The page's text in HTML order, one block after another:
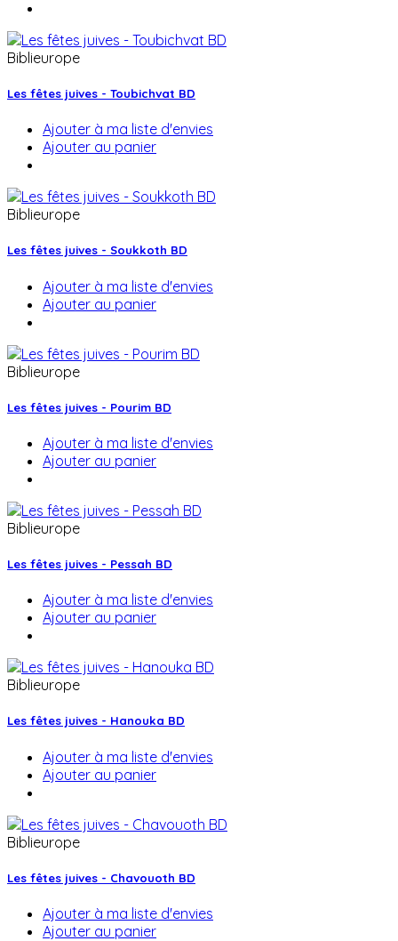
Biblieurope
Les fêtes juives - Toubichvat BD
Ajouter à ma liste d'envies
Ajouter au panier
Biblieurope
Les fêtes juives - Soukkoth BD
Ajouter à ma liste d'envies
Ajouter au panier
Biblieurope
Les fêtes juives - Pourim BD
Ajouter à ma liste d'envies
Ajouter au panier
Biblieurope
Les fêtes juives - Pessah BD
Ajouter à ma liste d'envies
Ajouter au panier
Biblieurope
Les fêtes juives - Hanouka BD
Ajouter à ma liste d'envies
Ajouter au panier
Biblieurope
Les fêtes juives - Chavouoth BD
Ajouter à ma liste d'envies
Ajouter au panier